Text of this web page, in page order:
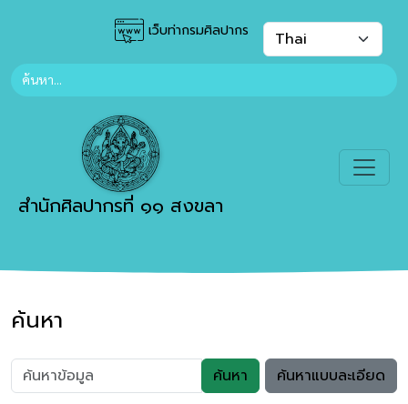
เว็บท่ากรมศิลปากร
สำนักศิลปากรที่ ๑๑ สงขลา
ค้นหา
ค้นหา ค้นหาแบบละเอียด